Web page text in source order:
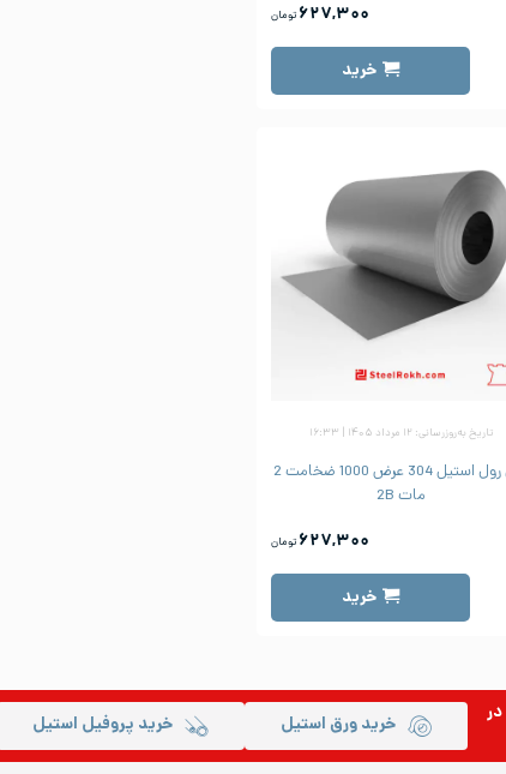
۶۲۷,۳۰۰ تومان
خرید
تاریخ به‌روزرسانی: ۱۲ مرداد ۱۴۰۵ | ۱۶:۳۳
ورق رول استیل 304 عرض 1000 ضخامت 2
مات 2B
۶۲۷,۳۰۰ تومان
خرید
در
خرید ورق استیل خرید پروفیل استیل